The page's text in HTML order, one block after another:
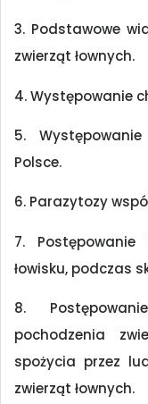
3. Podstawowe
zwierząt łownych.
4. Występowanie
5.
Polsce.
6. Parazytozy
7.
łowisku, podczas
8.
pochodzenia
spożycia przez
zwierząt łownych.